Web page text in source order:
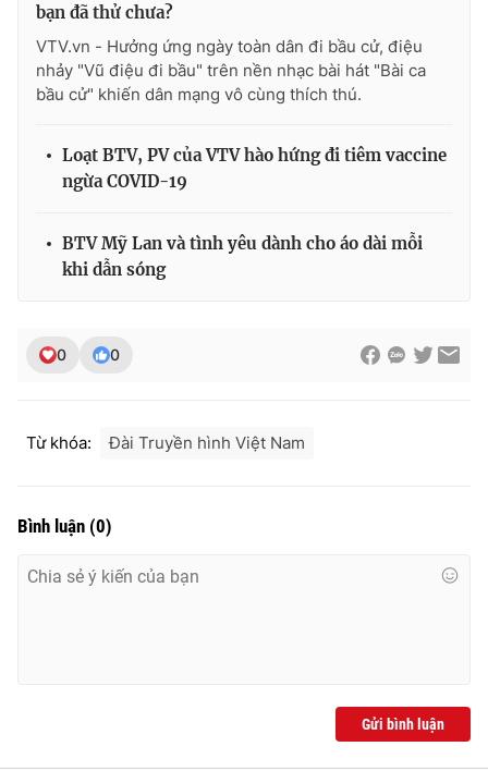
bạn đã thử chưa?
VTV.vn - Hưởng ứng ngày toàn dân đi bầu cử, điệu
nhảy "Vũ điệu đi bầu" trên nền nhạc bài hát "Bài ca
bầu cử" khiến dân mạng vô cùng thích thú.
Loạt BTV, PV của VTV hào hứng đi tiêm vaccine
ngừa COVID-19
BTV Mỹ Lan và tình yêu dành cho áo dài mỗi
khi dẫn sóng
0 0
Từ khóa: Đài Truyền hình Việt Nam
Bình luận (0)
Gửi bình luận